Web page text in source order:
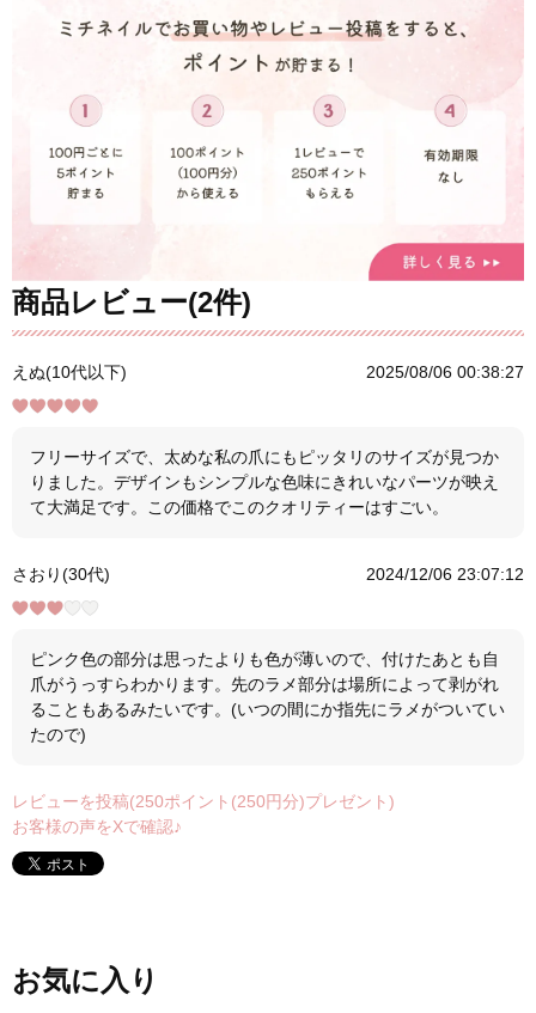
商品レビュー(2件)
えぬ(10代以下) 2025/08/06 00:38:27
フリーサイズで、太めな私の爪にもピッタリのサイズが見つか
りました。デザインもシンプルな色味にきれいなパーツが映え
て大満足です。この価格でこのクオリティーはすごい。
さおり(30代) 2024/12/06 23:07:12
ピンク色の部分は思ったよりも色が薄いので、付けたあとも自
爪がうっすらわかります。先のラメ部分は場所によって剥がれ
ることもあるみたいです。(いつの間にか指先にラメがついてい
たので)
レビューを投稿(250ポイント(250円分)プレゼント)
お客様の声をXで確認♪
お気に入り